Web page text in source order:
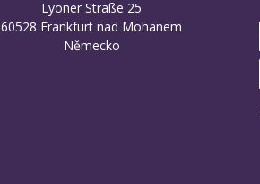
Lyoner Straße 25
60528 Frankfurt nad Mohanem
Německo